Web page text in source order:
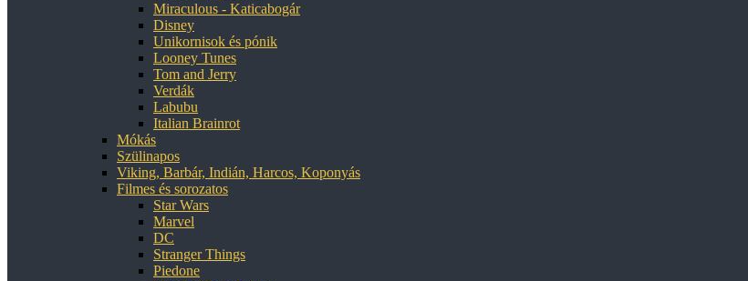
Miraculous - Katicabogár
Disney
Unikornisok és pónik
Looney Tunes
Tom and Jerry
Verdák
Labubu
Italian Brainrot
Mókás
Szülinapos
Viking, Barbár, Indián, Harcos, Koponyás
Filmes és sorozatos
Star Wars
Marvel
DC
Stranger Things
Piedone